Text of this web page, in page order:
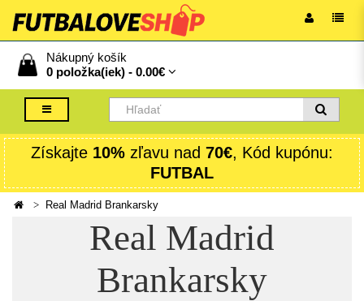
Nákupný košík
0 položka(iek) - 0.00€
Získajte 10% zľavu nad 70€, Kód kupónu:
FUTBAL
Real Madrid Brankarsky
Real Madrid
Brankarsky